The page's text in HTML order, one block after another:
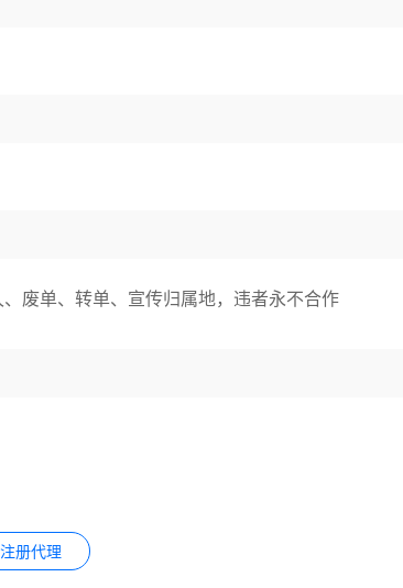
废单、转单、宣传归属地，违者永不合作
注册代理